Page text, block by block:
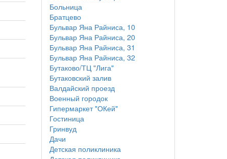
Больница
Братцево
Бульвар Яна Райниса, 10
Бульвар Яна Райниса, 20
Бульвар Яна Райниса, 31
Бульвар Яна Райниса, 32
Бутаково/ТЦ "Лига"
Бутаковский залив
Валдайский проезд
Военный городок
Гипермаркет "ОКей"
Гостиница
Гринвуд
Дачи
Детская поликлиника